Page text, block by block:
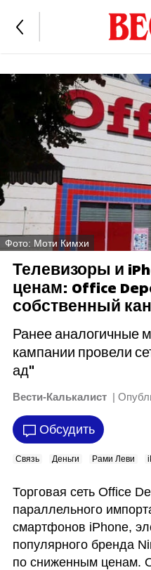
Фото: Моти Кимхи
Телевизоры и
ценам: Office
собственный
Ранее аналогичные
кампании провели
ад"
Вести-Калькалист |
Обсудить
Связь Деньги Рами Леви
Торговая сеть Office
параллельного
смартфонов iPhone,
популярного бренда
по сниженным ценам.